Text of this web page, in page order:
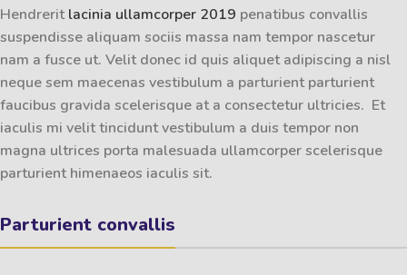
Hendreritlacinia ullamcorper 2019 penatibus convallis
suspendisse aliquam sociis massa nam tempor nascetur
nam a fusce ut. Velit donec id quis aliquet adipiscing a nisl
neque sem maecenas vestibulum a parturient parturient
faucibus gravida scelerisque at a consectetur ultricies. Et
iaculis mi velit tincidunt vestibulum a duis tempor non
magna ultrices porta malesuada ullamcorper scelerisque
parturient himenaeos iaculis sit.
Parturient convallis